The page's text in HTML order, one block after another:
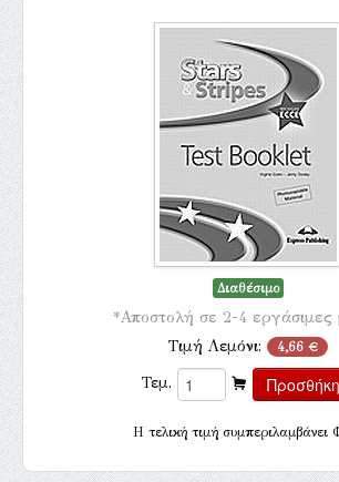
Διαθέσιμο
*Αποστολή σε 2-4 εργάσιμες
Τιμή Λεμόνι: 4,66 €
Τεμ.
H τελική τιμή συμπεριλαμβάνει